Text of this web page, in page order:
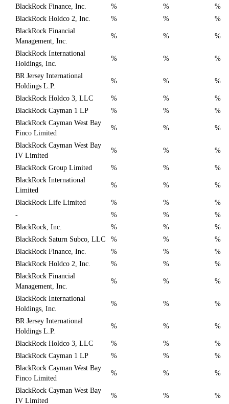
BlackRock Finance, Inc. % %
%
BlackRock Holdco 2, Inc.
% %
%
BlackRock Financial
Management, Inc.
% % %
BlackRock International
Holdings, Inc.
% % %
BR Jersey International
Holdings L.P.
% % %
BlackRock Holdco 3, LLC % %
%
BlackRock Cayman 1 LP
% %
%
BlackRock Cayman West Bay
Finco Limited
% % %
BlackRock Cayman West Bay
IV Limited
% % %
BlackRock Group Limited % %
%
BlackRock International
Limited
% % %
BlackRock Life Limited % %
%
-
% %
%
BlackRock, Inc.
% %
%
BlackRock Saturn Subco, LLC
% %
%
BlackRock Finance, Inc.
% %
%
BlackRock Holdco 2, Inc.
% %
%
BlackRock Financial
Management, Inc.
% % %
BlackRock International
Holdings, Inc.
% % %
BR Jersey International
Holdings L.P.
% % %
BlackRock Holdco 3, LLC % %
%
BlackRock Cayman 1 LP
% %
%
BlackRock Cayman West Bay
Finco Limited
% % %
BlackRock Cayman West Bay
IV Limited
% % %